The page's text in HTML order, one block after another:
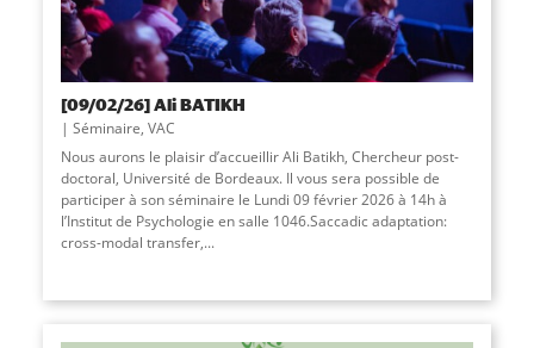
[09/02/26] Ali BATIKH
Séminaire, VAC
Nous aurons le plaisir d’accueillir Ali Batikh, Chercheur post-
doctoral, Université de Bordeaux. Il vous sera possible de
participer à son séminaire le Lundi 09 février 2026 à 14h à
l’Institut de Psychologie en salle 1046.Saccadic adaptation:
cross-modal transfer,...